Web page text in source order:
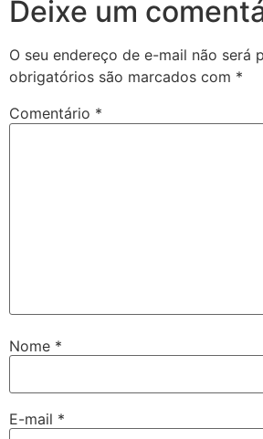
Deixe um
O seu endereço de e-mail não será
obrigatórios são marcados com *
Comentário *
Nome *
E-mail *